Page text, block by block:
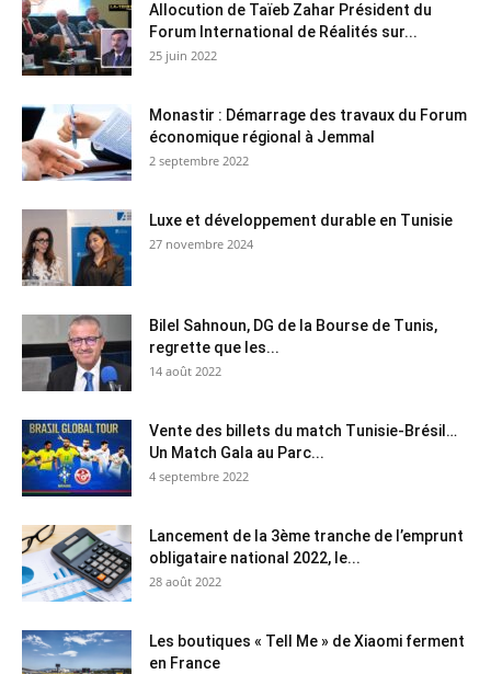
Allocution de Taïeb Zahar Président du
Forum International de Réalités sur...
25 juin 2022
Monastir : Démarrage des travaux du Forum
économique régional à Jemmal
2 septembre 2022
Luxe et développement durable en Tunisie
27 novembre 2024
Bilel Sahnoun, DG de la Bourse de Tunis,
regrette que les...
14 août 2022
Vente des billets du match Tunisie-Brésil…
Un Match Gala au Parc...
4 septembre 2022
Lancement de la 3ème tranche de l’emprunt
obligataire national 2022, le...
28 août 2022
Les boutiques « Tell Me » de Xiaomi ferment
en France